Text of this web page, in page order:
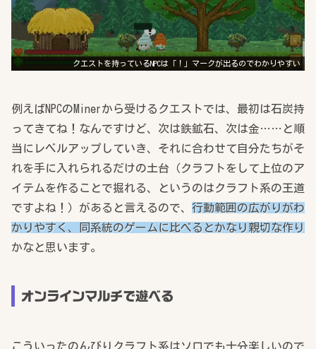
クエストを持っているNPCは「！」マークが出るのでわかりやすい
例えばNPCのMinerから受けるクエストでは、最初は石炭持
ってきてね！なんですけど、次は鉄鉱石、次は金……と順
当にレベルアップしていき、それに合わせて自分たちがそ
れを手に入れられるだけの土台（クラフトをして上位のア
イテムを作ることで掘れる、というのはクラフト系の王道
ですよね！）があると言えるので、 行動範囲の広がりがわ
かりやすく、同系統のゲームに比べるとかなり親切な作り
かなと思います。
オンラインマルチで遊べる
こういったのんびりクラフト系はソロでも十分楽しいので